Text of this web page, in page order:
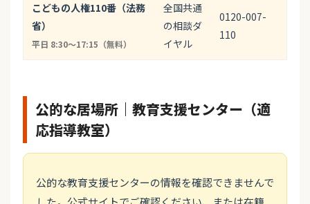
こどもの人権110番（法務
省）
平日 8:30〜17:15（無料）
全国共通
の相談ダ
イヤル
0120-007-
110
公的な居場所｜教育支援センター（適
応指導教室）
公的な教育支援センターの情報を確認できませんで